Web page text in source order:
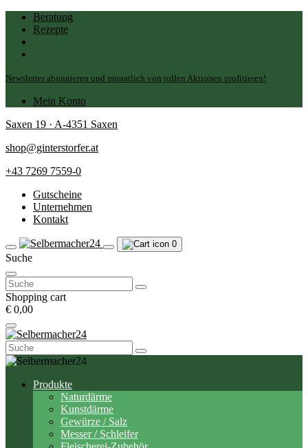
Beratung
Rezepte
Newsletter abonnieren und monatlich von tollen Aktionen profitieren!
Mein Konto
Saxen 19 · A-4351 Saxen
shop@ginterstorfer.at
+43 7269 7559-0
Gutscheine
Unternehmen
Kontakt
0
Suche
Suchen
nach:
Shopping cart
€ 0,00
Suchen
nach:
Produkte
Naturdärme
Kunstdärme
Gewürze / Salz
Messer / Schleifer